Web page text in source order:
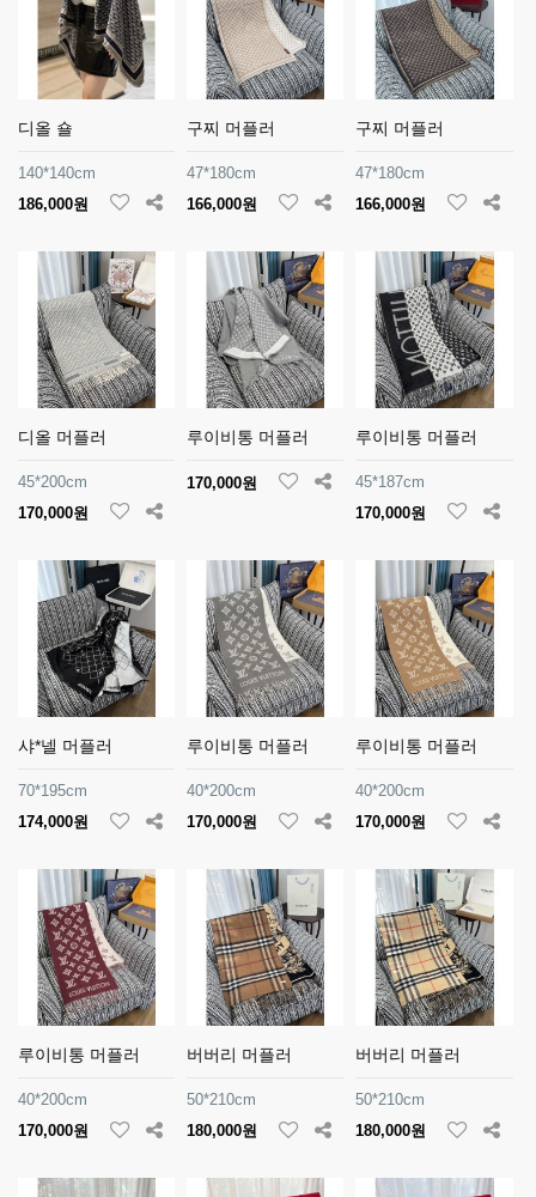
디올 숄
140*140cm
186,000원
구찌 머플러
47*180cm
166,000원
구찌 머플러
47*180cm
166,000원
디올 머플러
45*200cm
170,000원
루이비통 머플러
170,000원
루이비통 머플러
45*187cm
170,000원
샤*넬 머플러
70*195cm
174,000원
루이비통 머플러
40*200cm
170,000원
루이비통 머플러
40*200cm
170,000원
루이비통 머플러
40*200cm
170,000원
버버리 머플러
50*210cm
180,000원
버버리 머플러
50*210cm
180,000원